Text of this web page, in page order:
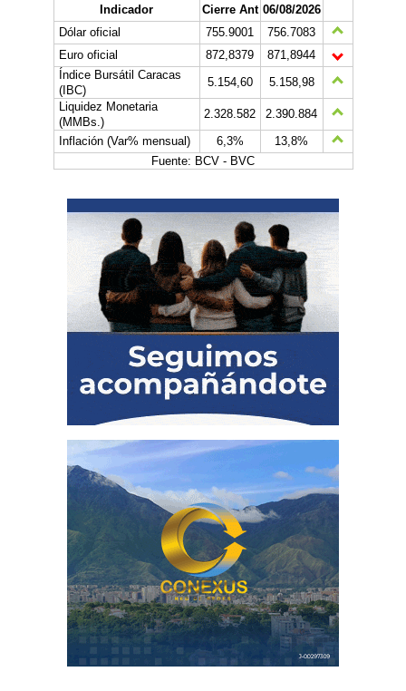
Indicador Cierre Ant 06/08/2026
Dólar oficial
755.9001
756.7083
Euro oficial
872,8379
871,8944
Índice Bursátil Caracas
(IBC)
5.154,60
5.158,98
Liquidez Monetaria
(MMBs.)
2.328.582
2.390.884
Inflación (Var% mensual)
6,3%
13,8%
Fuente: BCV - BVC